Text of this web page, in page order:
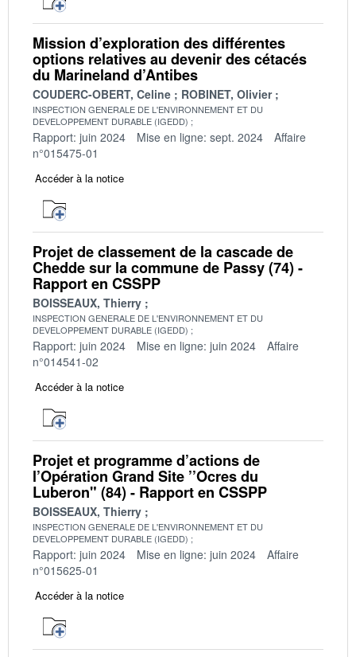
Mission d’exploration des différentes
options relatives au devenir des cétacés
du Marineland d’Antibes
COUDERC-OBERT, Celine ROBINET, Olivier
INSPECTION GENERALE DE L'ENVIRONNEMENT ET DU
DEVELOPPEMENT DURABLE (IGEDD)
Rapport: juin 2024 Mise en ligne: sept. 2024
Affaire
n°015475-01
Accéder à la notice
Projet de classement de la cascade de
Chedde sur la commune de Passy (74) -
Rapport en CSSPP
BOISSEAUX, Thierry
INSPECTION GENERALE DE L'ENVIRONNEMENT ET DU
DEVELOPPEMENT DURABLE (IGEDD)
Rapport: juin 2024 Mise en ligne: juin 2024
Affaire
n°014541-02
Accéder à la notice
Projet et programme d’actions de
l’Opération Grand Site ’’Ocres du
Luberon" (84) - Rapport en CSSPP
BOISSEAUX, Thierry
INSPECTION GENERALE DE L'ENVIRONNEMENT ET DU
DEVELOPPEMENT DURABLE (IGEDD)
Rapport: juin 2024 Mise en ligne: juin 2024
Affaire
n°015625-01
Accéder à la notice